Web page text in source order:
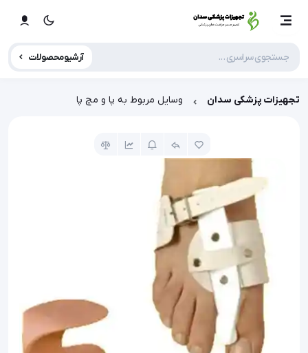
آرشیو محصولات
تجهیزات پزشکی سدان وسایل مربوط به پا و مچ پا